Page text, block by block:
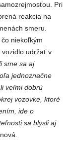
Pri
reakcia na
smeru.
niekoľkým
udržať v
sme sa aj
jednoznačne
veľmi dobrú
vozovke, ktoré
ide o
sa blysli aj